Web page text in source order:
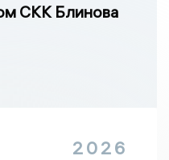
СКК Блинова
2026